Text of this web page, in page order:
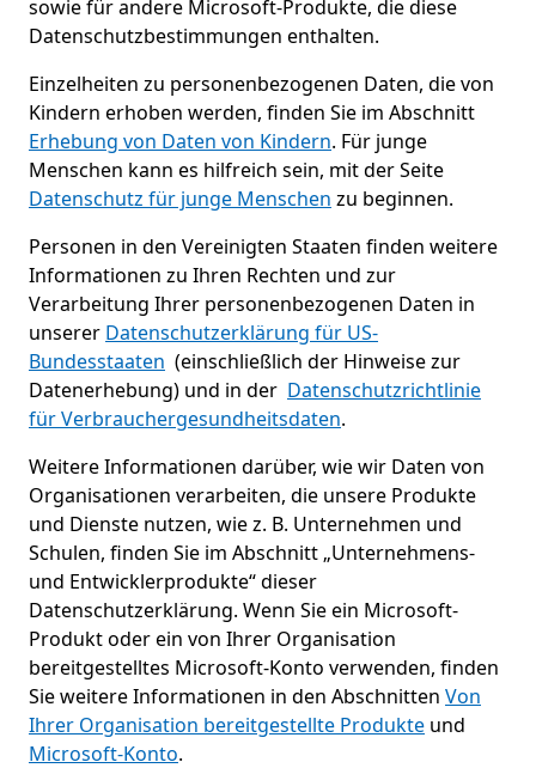
sowie für andere Microsoft-Produkte, die diese
Datenschutzbestimmungen enthalten.
Einzelheiten zu personenbezogenen Daten, die von
Kindern erhoben werden, finden Sie im Abschnitt
Erhebung von Daten von Kindern. Für junge
Menschen kann es hilfreich sein, mit der Seite
Datenschutz für junge Menschen zu beginnen.
Personen in den Vereinigten Staaten finden weitere
Informationen zu Ihren Rechten und zur
Verarbeitung Ihrer personenbezogenen Daten in
unserer Datenschutzerklärung für US-
Bundesstaaten (einschließlich der Hinweise zur
Datenerhebung) und in der Datenschutzrichtlinie
für Verbrauchergesundheitsdaten.
Weitere Informationen darüber, wie wir Daten von
Organisationen verarbeiten, die unsere Produkte
und Dienste nutzen, wie z. B. Unternehmen und
Schulen, finden Sie im Abschnitt „Unternehmens-
und Entwicklerprodukte“ dieser
Datenschutzerklärung. Wenn Sie ein Microsoft-
Produkt oder ein von Ihrer Organisation
bereitgestelltes Microsoft-Konto verwenden, finden
Sie weitere Informationen in den Abschnitten Von
Ihrer Organisation bereitgestellte Produkte und
Microsoft-Konto.